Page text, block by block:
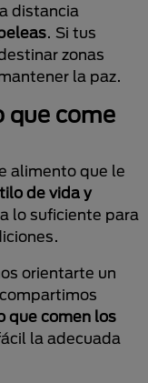
distancia
. Si tus
zonas
la paz.
que come
alimento que le
de vida y
lo suficiente para
orientarte un
que comen los
la adecuada